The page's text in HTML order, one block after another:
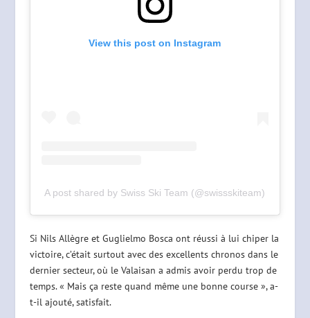
View this post on Instagram
A post shared by Swiss Ski Team (@swissskiteam)
Si Nils Allègre et Guglielmo Bosca ont réussi à lui chiper la
victoire, c’était surtout avec des excellents chronos dans le
dernier secteur, où le Valaisan a admis avoir perdu trop de
temps. « Mais ça reste quand même une bonne course », a-
t-il ajouté, satisfait.